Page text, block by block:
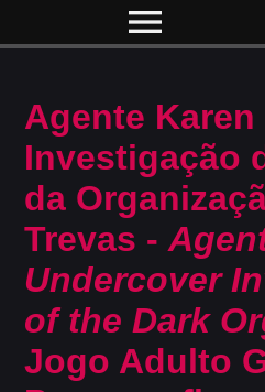
menu
Agente Karen
Investigação
da
Trevas -
Undercover
of the Dark
Jogo Adulto